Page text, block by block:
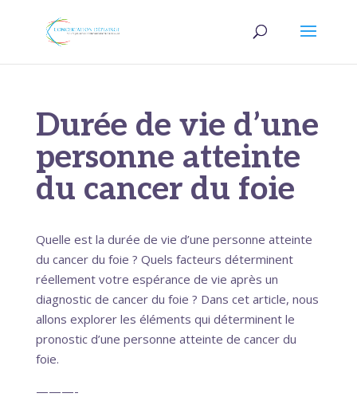
Durée de vie d’une
personne atteinte
du cancer du foie
Quelle est la durée de vie d’une personne atteinte
du cancer du foie ? Quels facteurs déterminent
réellement votre espérance de vie après un
diagnostic de cancer du foie ? Dans cet article, nous
allons explorer les éléments qui déterminent le
pronostic d’une personne atteinte de cancer du
foie.
———-